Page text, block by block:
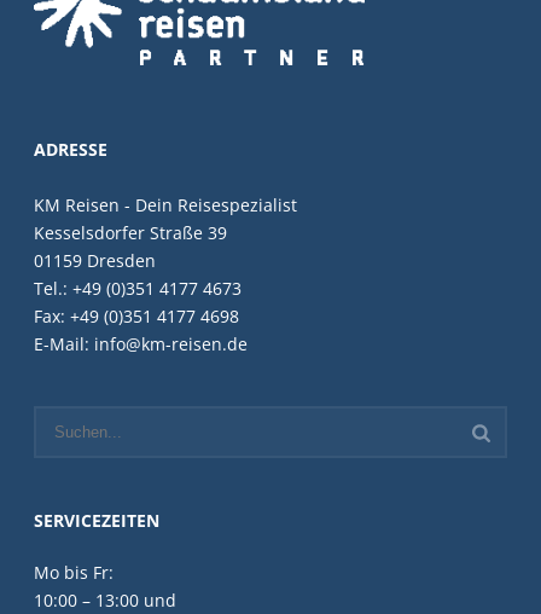
ADRESSE
KM Reisen - Dein Reisespezialist
Kesselsdorfer Straße 39
01159 Dresden
Tel.: +49 (0)351 4177 4673
Fax: +49 (0)351 4177 4698
E-Mail: info@km-reisen.de
SERVICEZEITEN
Mo bis Fr:
10:00 – 13:00 und